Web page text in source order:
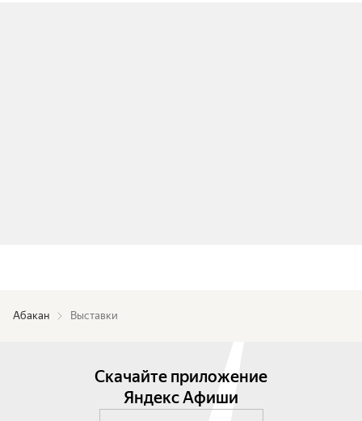
Абакан Выставки
Скачайте приложение
Яндекс Афиши